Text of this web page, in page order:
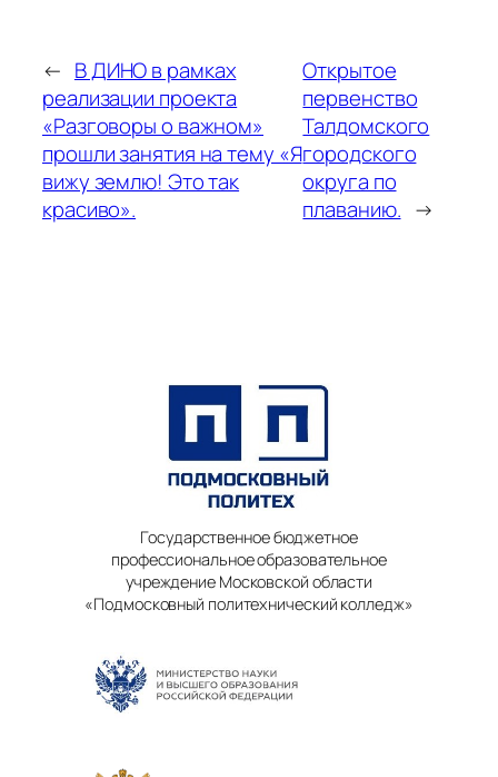
← В ДИНО в рамках
реализации проекта
«Разговоры о важном»
прошли занятия на тему «Я
вижу землю! Это так
красиво».
Открытое
первенство
Талдомского
городского
округа по
плаванию. →
Государственное бюджетное
профессиональное образовательное
учреждение Московской области
«Подмосковный политехнический колледж»